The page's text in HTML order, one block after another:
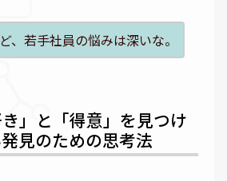
、若手社員の悩みは深いな。
」と「得意」を見つけ
見のための思考法